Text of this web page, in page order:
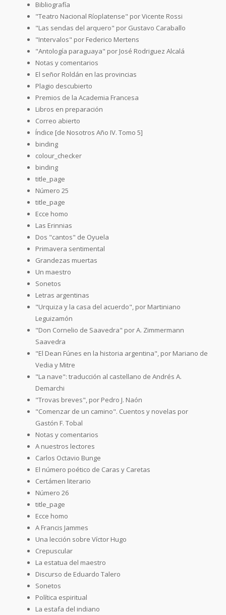
Bibliografía
"Teatro Nacional Ríoplatense" por Vicente Rossi
"Las sendas del arquero" por Gustavo Caraballo
"Intervalos" por Federico Mertens
"Antología paraguaya" por José Rodriguez Alcalá
Notas y comentarios
El señor Roldán en las provincias
Plagio descubierto
Premios de la Academia Francesa
Libros en preparación
Correo abierto
Índice [de Nosotros Año IV. Tomo 5]
binding
colour_checker
binding
title_page
Número 25
title_page
Ecce homo
Las Erinnias
Dos "cantos" de Oyuela
Primavera sentimental
Grandezas muertas
Un maestro
Sonetos
Letras argentinas
"Urquiza y la casa del acuerdo", por Martiniano
Leguizamón
"Don Cornelio de Saavedra" por A. Zimmermann
Saavedra
"El Dean Fúnes en la historia argentina", por Mariano de
Vedia y Mitre
"La nave": traducción al castellano de Andrés A.
Demarchi
"Trovas breves", por Pedro J. Naón
"Comenzar de un camino". Cuentos y novelas por
Gastón F. Tobal
Notas y comentarios
A nuestros lectores
Carlos Octavio Bunge
El número poético de Caras y Caretas
Certámen literario
Número 26
title_page
Ecce homo
A Francis Jammes
Una lección sobre Víctor Hugo
Crepuscular
La estatua del maestro
Discurso de Eduardo Talero
Sonetos
Política espiritual
La estafa del indiano